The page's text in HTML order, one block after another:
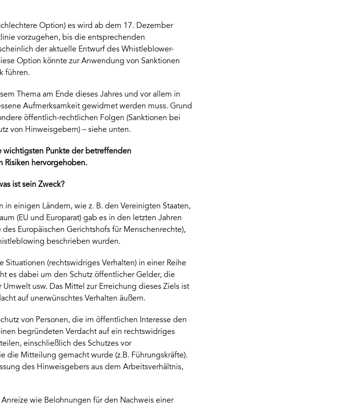
Option) es wird ab dem 17. Dezember
vorzugehen, bis die entsprechenden
der aktuelle Entwurf des Whistleblower-
Option könnte zur Anwendung von Sanktionen
führen.
Thema am Ende dieses Jahres und vor allem in
Aufmerksamkeit gewidmet werden muss. Grund
öffentlich-rechtlichen Folgen (Sanktionen bei
von Hinweisgebern) – siehe unten.
wichtigsten Punkte der betreffenden
Risiken hervorgehoben.
ist sein Zweck?
einigen Ländern, wie z. B. den Vereinigten Staaten,
(EU und Europarat) gab es in den letzten Jahren
Europäischen Gerichtshofs für Menschenrechte),
beschrieben wurden.
Situationen (rechtswidriges Verhalten) in einer Reihe
es dabei um den Schutz öffentlicher Gelder, die
usw. Das Mittel zur Erreichung dieses Ziels ist
auf unerwünschtes Verhalten äußern.
von Personen, die im öffentlichen Interesse den
begründeten Verdacht auf ein rechtswidriges
einschließlich des Schutzes vor
die Mitteilung gemacht wurde (z.B. Führungskräfte).
des Hinweisgebers aus dem Arbeitsverhältnis,
wie Belohnungen für den Nachweis einer